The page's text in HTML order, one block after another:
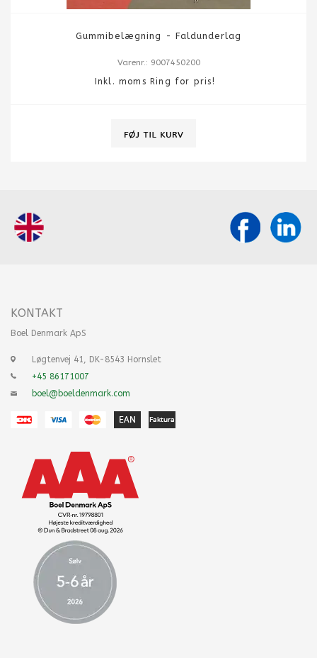
Gummibelægning - Faldunderlag
Varenr.: 9007450200
Inkl. moms Ring for pris!
KONTAKT
Boel Denmark ApS
Løgtenvej 41, DK-8543 Hornslet
+45 86171007
boel@boeldenmark.com